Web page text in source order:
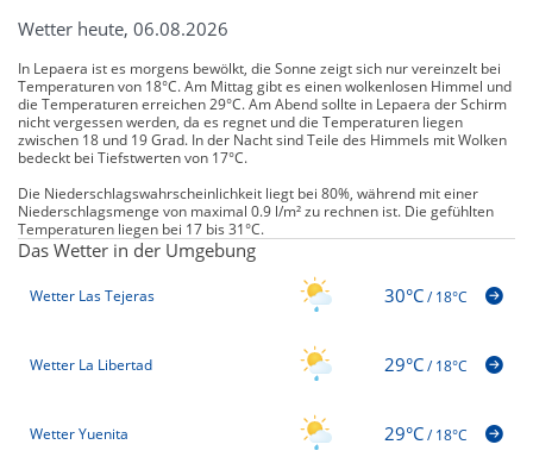
Wetter heute, 06.08.2026
In Lepaera ist es morgens bewölkt, die Sonne zeigt sich nur vereinzelt bei
Temperaturen von 18°C. Am Mittag gibt es einen wolkenlosen Himmel und
die Temperaturen erreichen 29°C. Am Abend sollte in Lepaera der Schirm
nicht vergessen werden, da es regnet und die Temperaturen liegen
zwischen 18 und 19 Grad. In der Nacht sind Teile des Himmels mit Wolken
bedeckt bei Tiefstwerten von 17°C.
Die Niederschlagswahrscheinlichkeit liegt bei 80%, während mit einer
Niederschlagsmenge von maximal 0.9 l/m² zu rechnen ist. Die gefühlten
Temperaturen liegen bei 17 bis 31°C.
Das Wetter in der Umgebung
Wetter Las Tejeras 30°C/18°C
Wetter La Libertad 29°C/18°C
Wetter Yuenita 29°C/18°C